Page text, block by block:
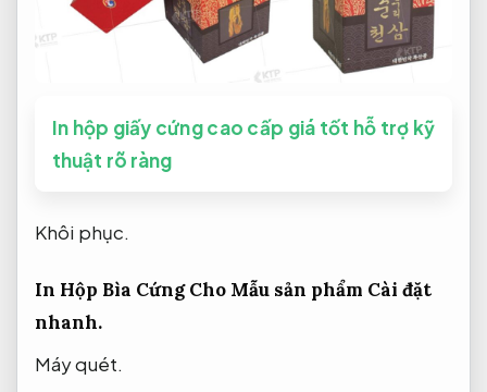
In hộp giấy cứng cao cấp giá tốt hỗ trợ kỹ
thuật rõ ràng
Khôi phục.
In Hộp Bìa Cứng Cho Mẫu sản phẩm Cài đặt
nhanh.
Máy quét.